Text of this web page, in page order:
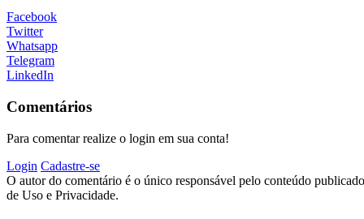
Facebook
Twitter
Whatsapp
Telegram
LinkedIn
Comentários
Para comentar realize o login em sua conta!
Login Cadastre-se
O autor do comentário é o único responsável pelo conteúdo
de Uso e Privacidade.